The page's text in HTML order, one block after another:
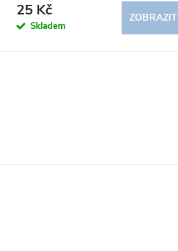
25 Kč
Skladem
ZOBRAZIT